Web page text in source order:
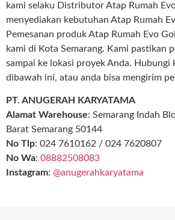
kami selaku Distributor Atap Rumah
menyediakan kebutuhan Atap Rumah
Pemesanan produk Atap Rumah Evo
kami di Kota Semarang. Kami pastikan
sampai ke lokasi proyek Anda.
dibawah ini, atau anda bisa mengirim
PT. ANUGERAH KARYATAMA
Alamat Warehouse: Semarang Indah
Barat Semarang 50144
No Tlp: 024 7610162 / 024 7620807
No Wa: 08882508083
Instagram: @anugerahkaryatama